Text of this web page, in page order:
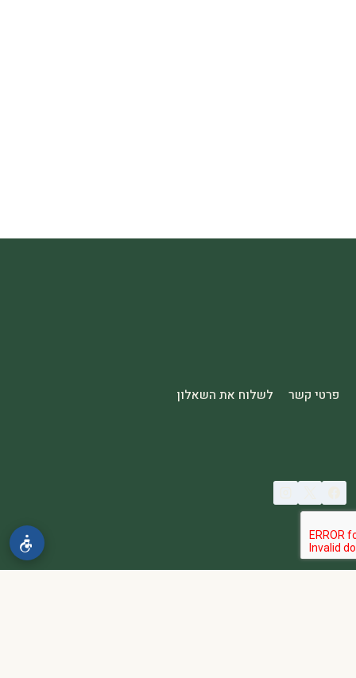
פרטי קשר לשלוח את השאלון
© 2026 spa2000